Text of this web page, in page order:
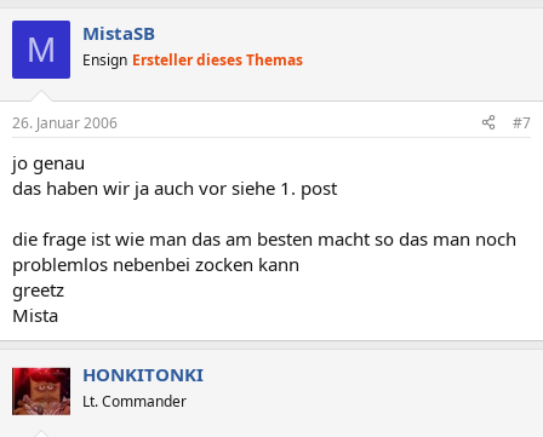
M MistaSB
Ensign Ersteller dieses Themas
26. Januar 2006 #7
jo genau
das haben wir ja auch vor siehe 1. post
die frage ist wie man das am besten macht so das man noch
problemlos nebenbei zocken kann
greetz
Mista
HONKITONKI
Lt. Commander